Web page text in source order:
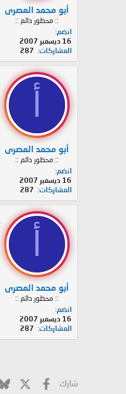
أبو محمد المصرى
:: محظور دائم ::
انضم
16 ديسمبر 2007
المشاركات
287
أبو محمد المصرى
:: محظور دائم ::
انضم
16 ديسمبر 2007
المشاركات
287
أبو محمد المصرى
:: محظور دائم ::
انضم
16 ديسمبر 2007
المشاركات
287
شارك: فيسبوك